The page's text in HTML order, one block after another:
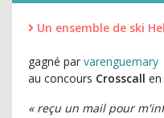
Un ensemble de ski
gagné par varenguemary
au concours Crosscall
« reçu un mail pour